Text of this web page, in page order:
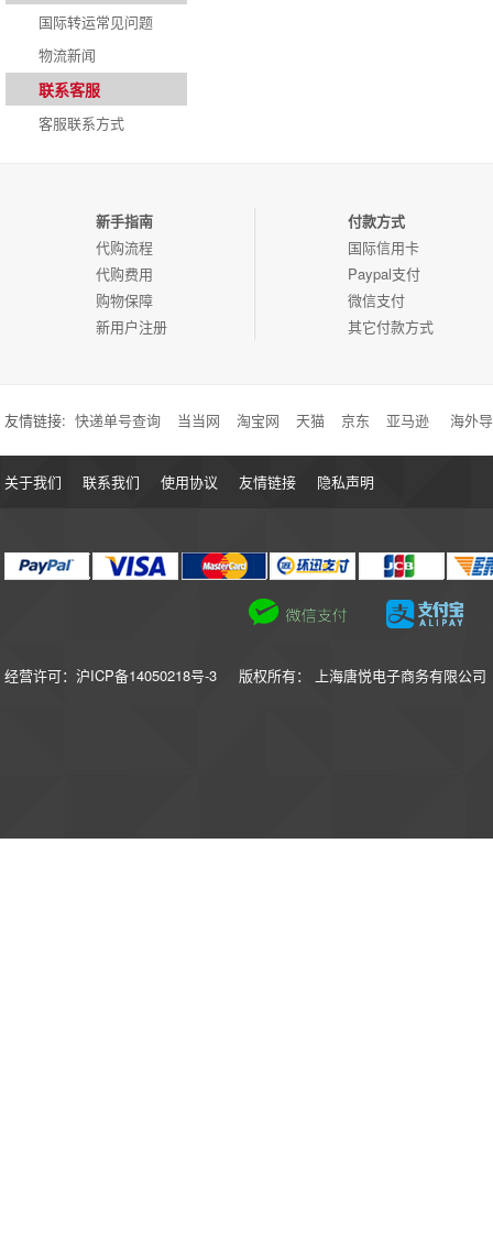
国际转运常见问题
物流新闻
联系客服
客服联系方式
新手指南
代购流程
代购费用
购物保障
新用户注册
付款方式
国际信用卡
Paypal支付
微信支付
其它付款方式
友情链接: 快递单号查询 当当网 淘宝网 天猫 京东 亚马逊 海外
关于我们 联系我们 使用协议 友情链接 隐私声明
经营许可：沪ICP备14050218号-3 版权所有： 上海唐悦电子商务有限公司